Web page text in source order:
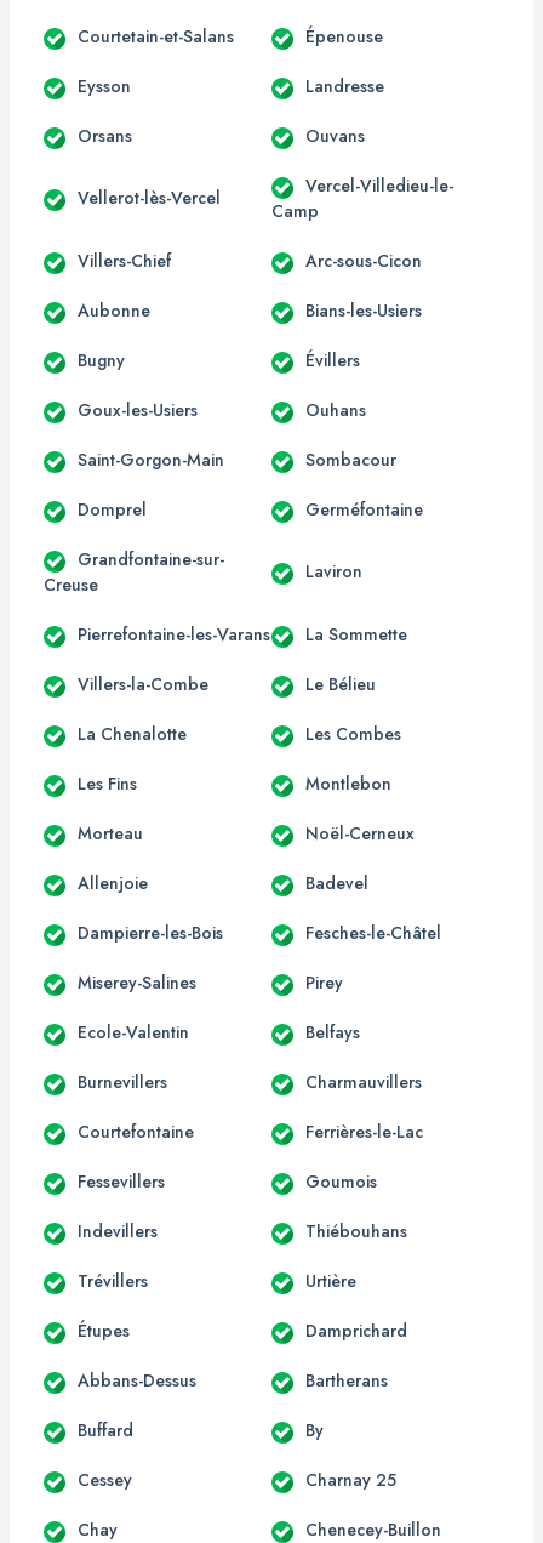
Courtetain-et-Salans Épenouse
Eysson Landresse
Orsans Ouvans
Vellerot-lès-Vercel
Vercel-Villedieu-le-
Camp
Villers-Chief Arc-sous-Cicon
Aubonne Bians-les-Usiers
Bugny Évillers
Goux-les-Usiers Ouhans
Saint-Gorgon-Main Sombacour
Domprel Germéfontaine
Grandfontaine-sur-
Creuse
Laviron
Pierrefontaine-les-Varans La Sommette
Villers-la-Combe Le Bélieu
La Chenalotte Les Combes
Les Fins Montlebon
Morteau Noël-Cerneux
Allenjoie Badevel
Dampierre-les-Bois Fesches-le-Châtel
Miserey-Salines Pirey
Ecole-Valentin Belfays
Burnevillers Charmauvillers
Courtefontaine Ferrières-le-Lac
Fessevillers Goumois
Indevillers Thiébouhans
Trévillers Urtière
Étupes Damprichard
Abbans-Dessus Bartherans
Buffard By
Cessey Charnay 25
Chay Chenecey-Buillon